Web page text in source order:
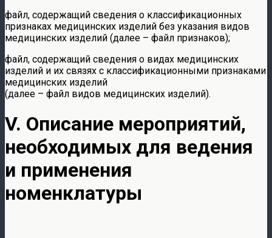
файл, содержащий сведения о классификационных
признаках медицинских изделий без указания видов
медицинских изделий (далее – файл признаков);
файл, содержащий сведения о видах медицинских
изделий и их связях с классификационными признаками
медицинских изделий
(далее – файл видов медицинских изделий).
V. Описание мероприятий,
необходимых для ведения
и применения
номенклатуры